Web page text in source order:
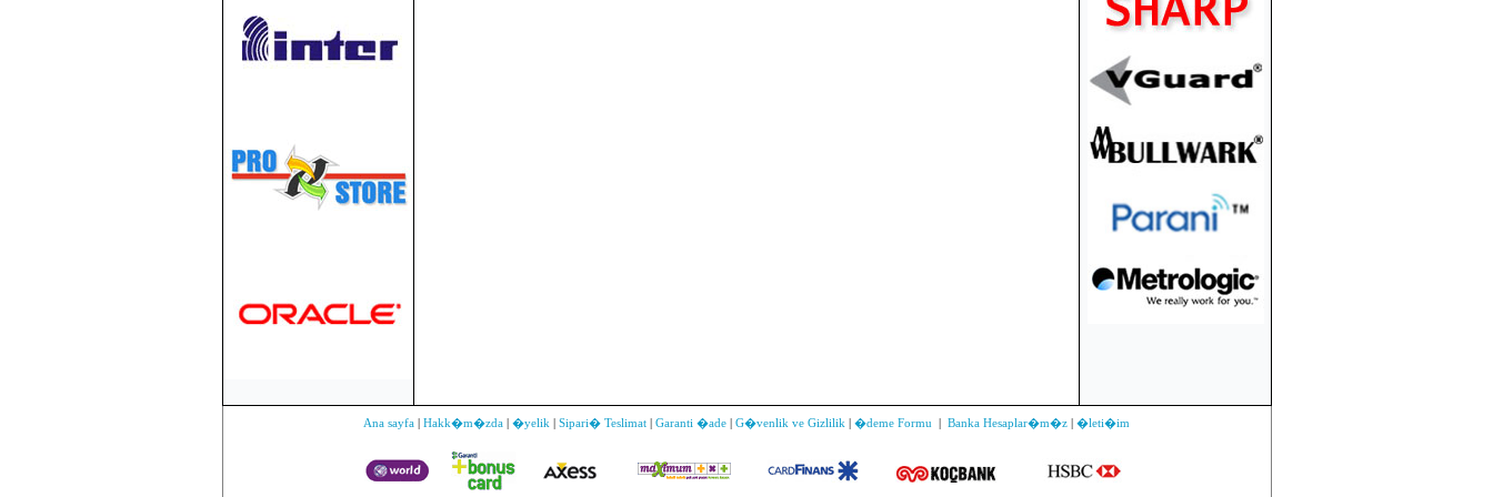
Ana sayfa | Hakk�m�zda | �yelik | Sipari� Teslimat | Garanti �ade | G�venlik ve Gizlilik | �deme Formu | Banka Hesaplar�m�z | �leti�im